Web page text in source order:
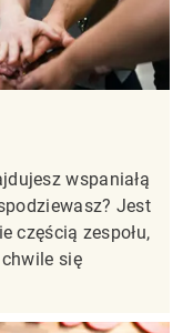
wspaniałą
Jest
częścią zespołu,
się